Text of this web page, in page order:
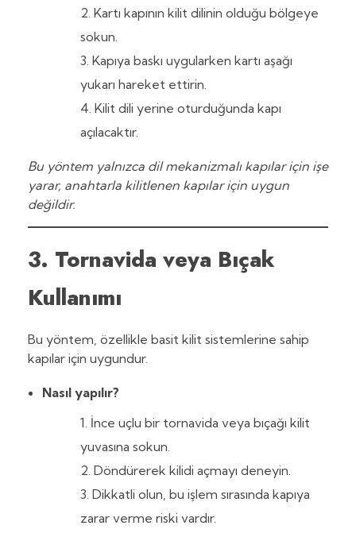
Kartı kapının kilit dilinin olduğu bölgeye
sokun.
Kapıya baskı uygularken kartı aşağı
yukarı hareket ettirin.
Kilit dili yerine oturduğunda kapı
açılacaktır.
Bu yöntem yalnızca dil mekanizmalı kapılar için işe
yarar, anahtarla kilitlenen kapılar için uygun
değildir.
3. Tornavida veya Bıçak
Kullanımı
Bu yöntem, özellikle basit kilit sistemlerine sahip
kapılar için uygundur.
Nasıl yapılır?
İnce uçlu bir tornavida veya bıçağı kilit
yuvasına sokun.
Döndürerek kilidi açmayı deneyin.
Dikkatli olun, bu işlem sırasında kapıya
zarar verme riski vardır.